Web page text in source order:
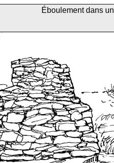
Éboulement dans